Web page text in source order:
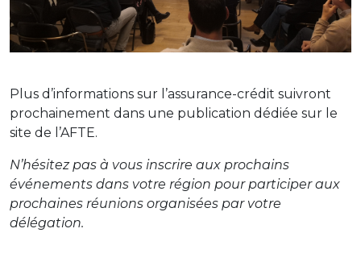
Plus d’informations sur l’assurance-crédit suivront
prochainement dans une publication dédiée sur le
site de l’AFTE.
N’hésitez pas à vous inscrire aux prochains
événements dans votre région pour participer aux
prochaines réunions organisées par votre
délégation.